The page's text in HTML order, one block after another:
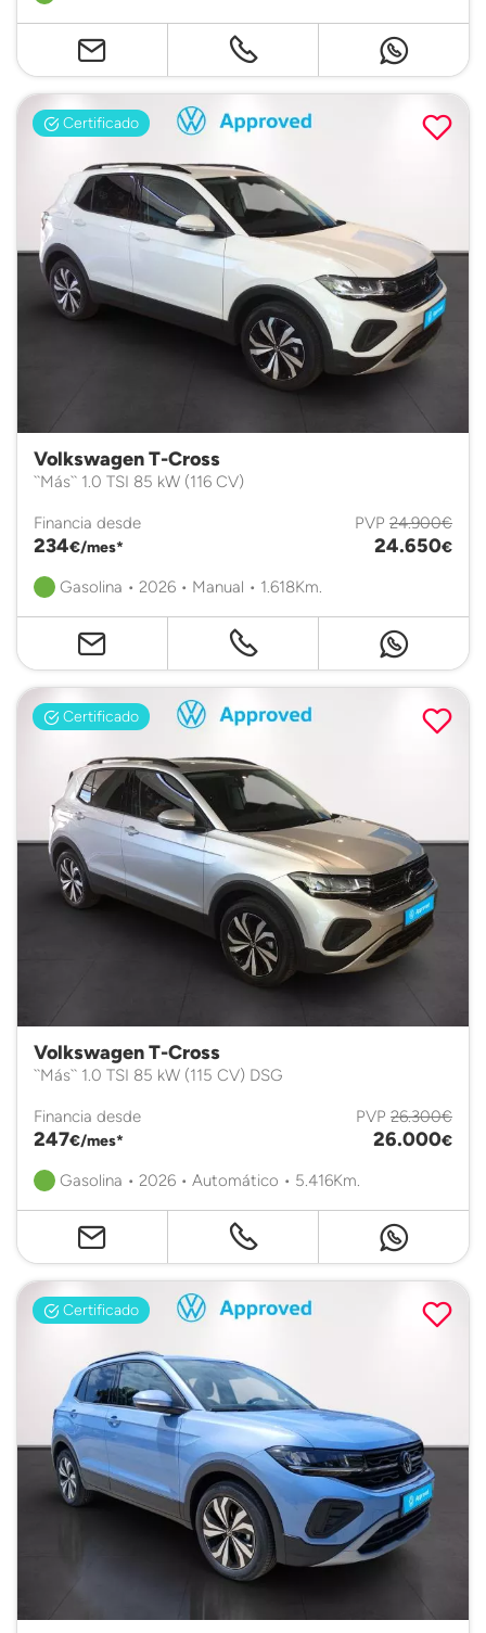
Certificado
Volkswagen T-Cross
``Más`` 1.0 TSI 85 kW (116 CV)
Financia desde
234€/mes*
PVP 24.900€
24.650€
Gasolina • 2026 • Manual • 1.618Km.
Certificado
Volkswagen T-Cross
``Más`` 1.0 TSI 85 kW (115 CV) DSG
Financia desde
247€/mes*
PVP 26.300€
26.000€
Gasolina • 2026 • Automático • 5.416Km.
Certificado